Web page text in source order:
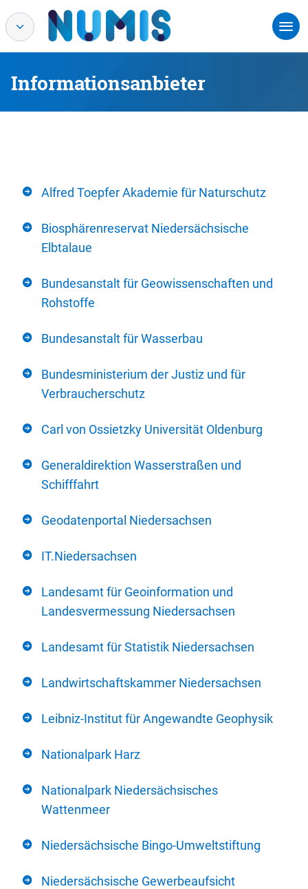
Informationsanbieter
Alfred Toepfer Akademie für Naturschutz
Biosphärenreservat Niedersächsische
Elbtalaue
Bundesanstalt für Geowissenschaften und
Rohstoffe
Bundesanstalt für Wasserbau
Bundesministerium der Justiz und für
Verbraucherschutz
Carl von Ossietzky Universität Oldenburg
Generaldirektion Wasserstraßen und
Schifffahrt
Geodatenportal Niedersachsen
IT.Niedersachsen
Landesamt für Geoinformation und
Landesvermessung Niedersachsen
Landesamt für Statistik Niedersachsen
Landwirtschaftskammer Niedersachsen
Leibniz-Institut für Angewandte Geophysik
Nationalpark Harz
Nationalpark Niedersächsisches
Wattenmeer
Niedersächsische Bingo-Umweltstiftung
Niedersächsische Gewerbeaufsicht